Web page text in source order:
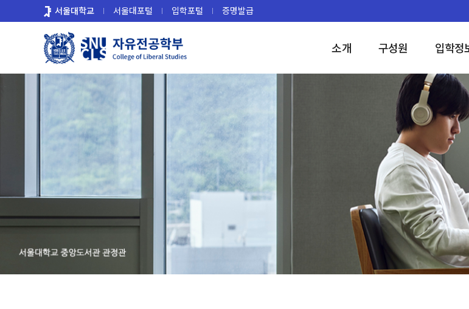
로
서울대학교 서울대포털 입학포털 증명발급
소개 구성원 입학정